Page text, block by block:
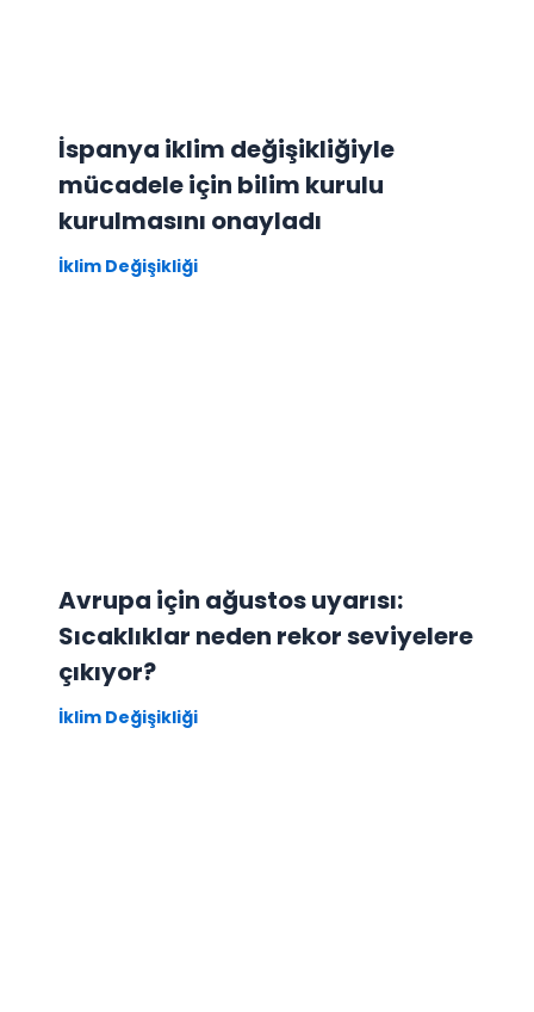
İspanya iklim değişikliğiyle
mücadele için bilim kurulu
kurulmasını onayladı
İklim Değişikliği
Avrupa için ağustos uyarısı:
Sıcaklıklar neden rekor seviyelere
çıkıyor?
İklim Değişikliği